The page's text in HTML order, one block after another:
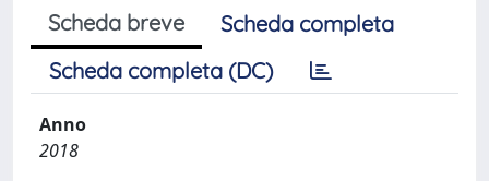
Scheda breve
Scheda completa
Scheda completa (DC)
Anno
2018